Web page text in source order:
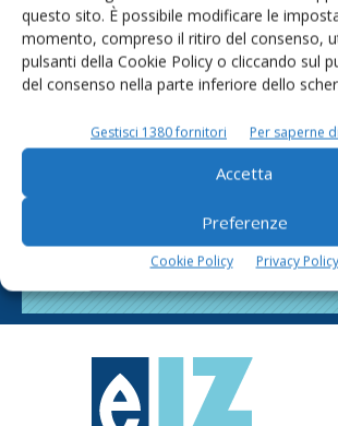
questo sito. È possibile modificare le
momento, compreso il ritiro del consenso,
pulsanti della Cookie Policy o cliccando sul
del consenso nella parte inferiore dello
Gestisci 1380 fornitori Per saperne
Accetta
Preferenze
Cookie Policy Privacy Policy
Rimani aggiornato sul
Iscriviti alle nostre